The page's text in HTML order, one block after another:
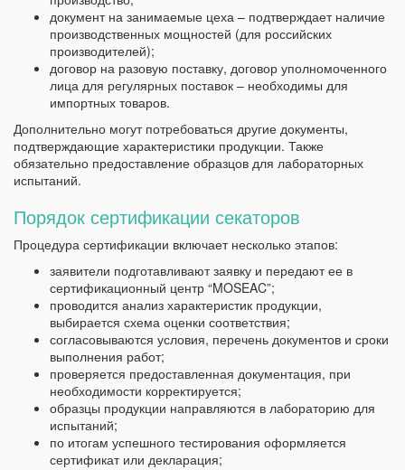
документ на занимаемые цеха – подтверждает наличие
производственных мощностей (для российских
производителей);
договор на разовую поставку, договор уполномоченного
лица для регулярных поставок – необходимы для
импортных товаров.
Дополнительно могут потребоваться другие документы,
подтверждающие характеристики продукции. Также
обязательно предоставление образцов для лабораторных
испытаний.
Порядок сертификации секаторов
Процедура сертификации включает несколько этапов:
заявители подготавливают заявку и передают ее в
сертификационный центр “MOSEAC”;
проводится анализ характеристик продукции,
выбирается схема оценки соответствия;
согласовываются условия, перечень документов и сроки
выполнения работ;
проверяется предоставленная документация, при
необходимости корректируется;
образцы продукции направляются в лабораторию для
испытаний;
по итогам успешного тестирования оформляется
сертификат или декларация;